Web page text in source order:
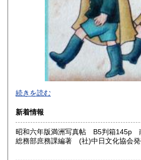
430円 鹿児
430円
2026年で創業45年目になります。
沿線名：(無店舗)
最寄駅：(無店舗)
営業時間：10:00〜18:00
続きを読む
新着情報
昭和六年版満洲写真帖 B5判箱145p
総務部庶務課編著 (社)中日文化協会